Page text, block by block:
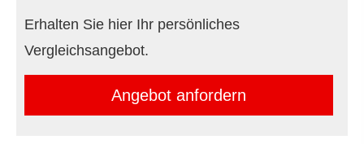
Erhalten Sie hier Ihr persönliches
Vergleichsangebot.
An­ge­bot an­for­dern